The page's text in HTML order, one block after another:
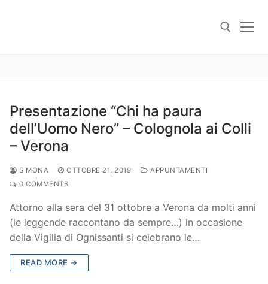
Presentazione “Chi ha paura
dell’Uomo Nero” – Colognola ai Colli
– Verona
SIMONA OTTOBRE 21, 2019
APPUNTAMENTI
0 COMMENTS
Attorno alla sera del 31 ottobre a Verona da molti anni
(le leggende raccontano da sempre…) in occasione
della Vigilia di Ognissanti si celebrano le…
READ MORE →